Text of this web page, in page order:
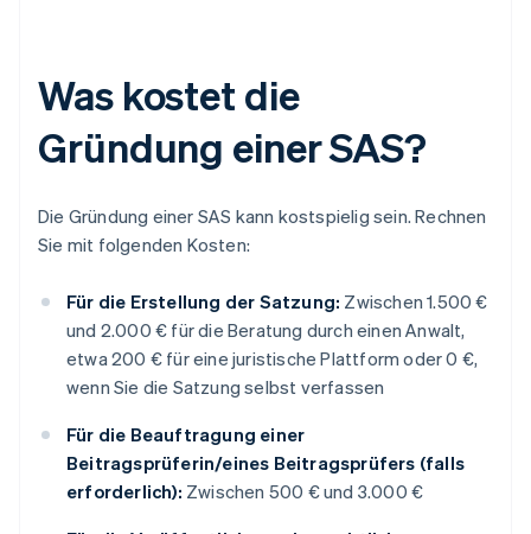
Was kostet die
Gründung einer SAS?
Die Gründung einer SAS kann kostspielig sein. Rechnen
Sie mit folgenden Kosten:
Für die Erstellung der Satzung: Zwischen 1.500 €
und 2.000 € für die Beratung durch einen Anwalt,
etwa 200 € für eine juristische Plattform oder 0 €,
wenn Sie die Satzung selbst verfassen
Für die Beauftragung einer
Beitragsprüferin/eines Beitragsprüfers (falls
erforderlich): Zwischen 500 € und 3.000 €